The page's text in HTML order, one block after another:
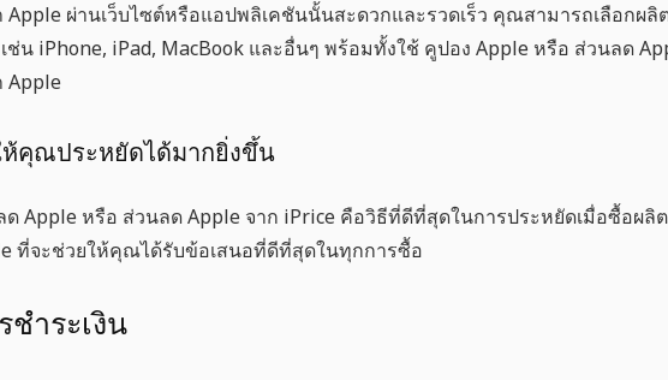
Apple ผ่านเว็บไซต์หรือแอปพลิเคชันนั้นสะดวกและรวดเร็ว คุณสามารถเลือก
น iPhone, iPad, MacBook และอื่นๆ พร้อมทั้งใช้ คูปอง Appleหรือ ส่วนลด
Apple
ห้คุณประหยัดได้มากยิ่งขึ้น
Appleหรือ ส่วนลด Apple จาก iPrice คือวิธีที่ดีที่สุดในการประหยัดเมื่อซื้อผลิ
ที่จะช่วยให้คุณได้รับข้อเสนอที่ดีที่สุดในทุกการซื้อ
ชำระเงิน